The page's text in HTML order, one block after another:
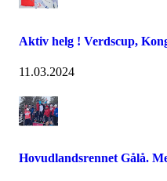
Aktiv helg ! Verdscup,
11.03.2024
Hovudlandsrennet Gålå.